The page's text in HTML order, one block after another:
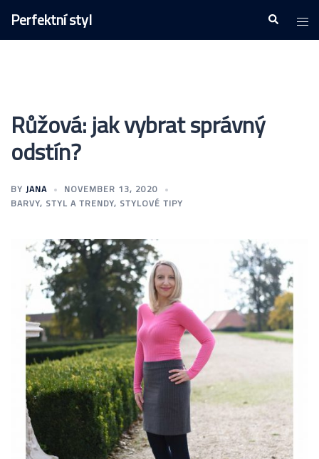
Skip
content
Perfektní styl Search
Růžová: jak vybrat správný
odstín?
BY JANA
NOVEMBER 13, 2020
BARVY, STYL A TRENDY, STYLOVÉ TIPY